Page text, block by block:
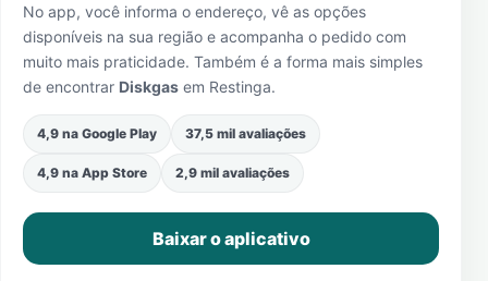
No app, você informa o endereço, vê as opções
disponíveis na sua região e acompanha o pedido com
muito mais praticidade. Também é a forma mais simples
de encontrar Diskgas em Restinga.
4,9 na Google Play 37,5 mil avaliações
4,9 na App Store 2,9 mil avaliações
Baixar o aplicativo